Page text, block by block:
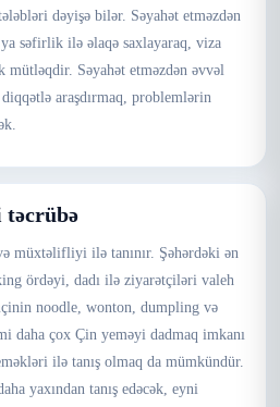
dəyişə bilər. Səyahət etməzdən
səfirlik ilə əlaqə saxlayaraq, viza
mütləqdir. Səyahət etməzdən əvvəl
araşdırmaq, problemlərin
təcrübə
müxtəlifliyi ilə tanınır. Şəhərdəki ən
ördəyi, dadı ilə ziyarətçiləri valeh
noodle, wonton, dumpling və
daha çox Çin yeməyi dadmaq imkanı
ilə tanış olmaq da mümkündür.
yaxından tanış edəcək, eyni